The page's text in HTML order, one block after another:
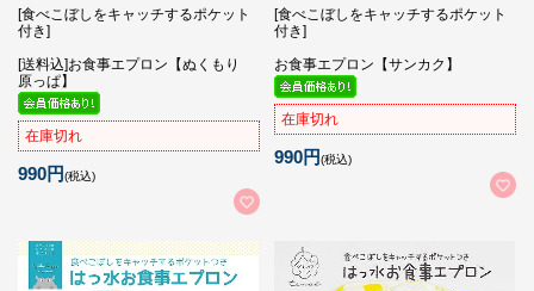
[食べこぼしをキャッチするポケット
付き]
[送料込]お食事エプロン【ぬくもり
原っぱ】
在庫切れ
990円(税込)
[食べこぼしをキャッチするポケット
付き]
お食事エプロン【サンカク】
在庫切れ
990円(税込)